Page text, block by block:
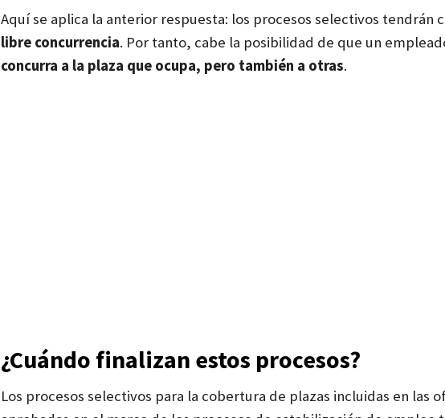
Aquí se aplica la anterior respuesta: los procesos selectivos tendrán
libre concurrencia. Por tanto, cabe la posibilidad de que un
concurra a la plaza que ocupa, pero también a otras.
¿Cuándo finalizan estos procesos?
Los procesos selectivos para la cobertura de plazas incluidas en las